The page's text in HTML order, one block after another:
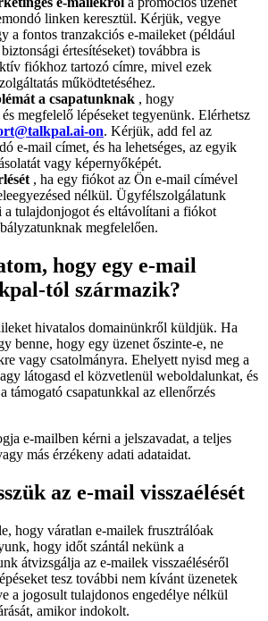
linken keresztül. Kérjük, vegye
a fontos tranzakciós e-maileket (például
értesítéseket) továbbra is
fiókhoz tartozó címre, mivel ezek
működtetéséhez.
a csapatunknak , hogy
megfelelő lépéseket tegyenünk. Elérhetsz
on. Kérjük, add fel az
e-mail címet, és ha lehetséges, az egyik
vagy képernyőképét.
, ha egy fiókot az Ön e-mail címével
nélkül. Ügyfélszolgálatunk
a tulajdonjogot és eltávolítani a fiókot
megfelelően.
hogy egy e-mail
tól származik?
hivatalos domainünkről küldjük. Ha
benne, hogy egy üzenet őszinte-e, ne
vagy csatolmányra. Ehelyett nyisd meg a
látogasd el közvetlenül weboldalunkat, és
támogató csapatunkkal az ellenőrzés
e-mailben kérni a jelszavadat, a teljes
más érzékeny adati adataidat.
az e-mail visszaélését
hogy váratlan e-mailek frusztrálóak
hogy időt szántál nekünk a
átvizsgálja az e-mailek visszaéléséről
tesz további nem kívánt üzenetek
a jogosult tulajdonos engedélye nélkül
amikor indokolt.